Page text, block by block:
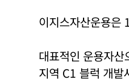
이지스자산운용은
대표적인 운용자
지역 C1 블럭 개발